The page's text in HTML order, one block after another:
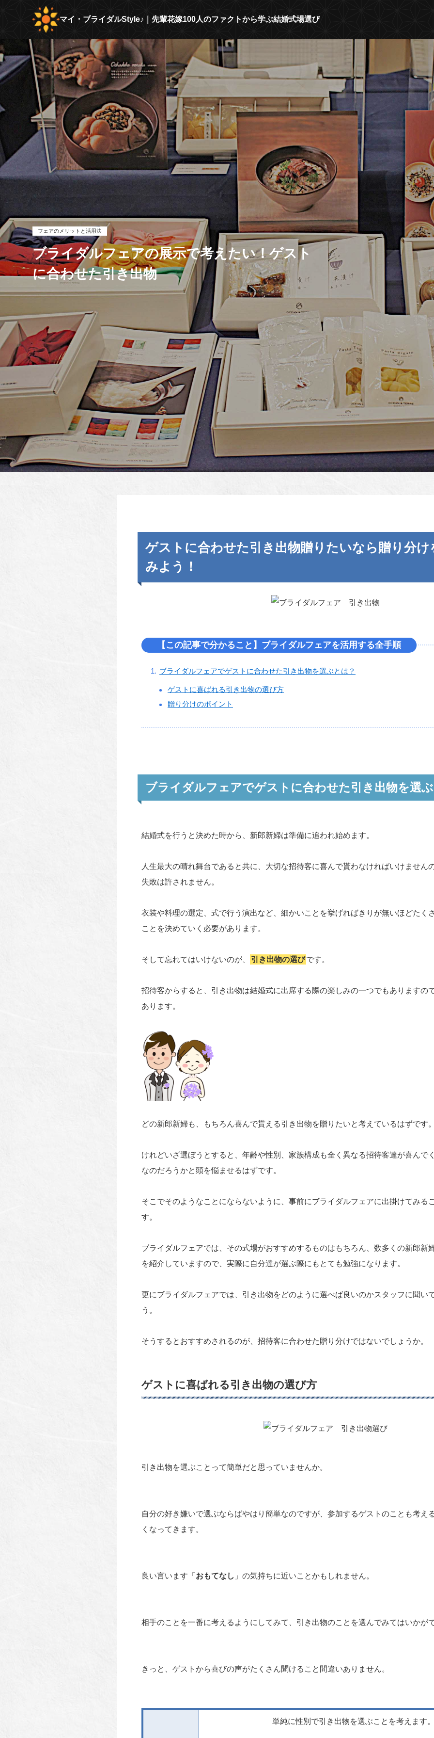
マイ・ブライダルStyle♪｜先輩花嫁100人のファクトから学ぶ結婚式場選び
ブライダルフェアの展示で考えたい！ゲスト
に合わせた引き出物
フェアのメリットと活用法
ゲストに合わせた引き出物贈りたいなら贈り分け
みよう！
【この記事で分かること】ブライダルフェアを活用する全手順
ブライダルフェアでゲストに合わせた引き出物を選ぶとは？
ゲストに喜ばれる引き出物の選び方
贈り分けのポイント
ブライダルフェアでゲストに合わせた引き出物を選
結婚式を行うと決めた時から、新郎新婦は準備に追われ始めます。
人生最大の晴れ舞台であると共に、大切な招待客に喜んで貰わなければいけません
失敗は許されません。
衣装や料理の選定、式で行う演出など、細かいことを挙げればきりが無いほどたく
ことを決めていく必要があります。
そして忘れてはいけないのが、 引き出物の選びです。
招待客からすると、引き出物は結婚式に出席する際の楽しみの一つでもありますの
あります。
どの新郎新婦も、もちろん喜んで貰える引き出物を贈りたいと考えているはずです
けれどいざ選ぼうとすると、年齢や性別、家族構成も全く異なる招待客達が喜んで
なのだろうかと頭を悩ませるはずです。
そこでそのようなことにならないように、事前にブライダルフェアに出掛けてみる
す。
ブライダルフェアでは、その式場がおすすめするものはもちろん、数多くの新郎新
を紹介していますので、実際に自分達が選ぶ際にもとても勉強になります。
更にブライダルフェアでは、引き出物をどのように選べば良いのかスタッフに聞い
う。
そうするとおすすめされるのが、招待客に合わせた贈り分けではないでしょうか。
ゲストに喜ばれる引き出物の選び方
引き出物を選ぶことって簡単だと思っていませんか。
自分の好き嫌いで選ぶならばやはり簡単なのですが、参加するゲストのことも考え
くなってきます。
良い言います「 おもてなし 」の気持ちに近いことかもしれません。
相手のことを一番に考えるようにしてみて、引き出物のことを選んでみてはいかが
きっと、ゲストから喜びの声がたくさん聞けること間違いありません。
単純に性別で引き出物を選ぶことを考えます